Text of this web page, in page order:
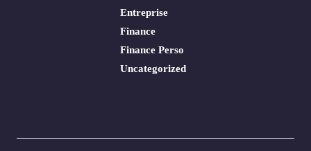
Entreprise
Finance
Finance Perso
Uncategorized